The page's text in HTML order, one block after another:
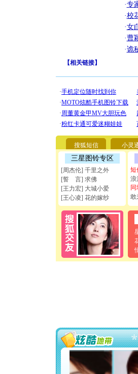
·专
·校
·女
·曹
·诡
【相关链接】
搜狐短信 小灵
三星图铃专区
[周杰伦] 千里之外
[誓 言] 求佛
[王力宏] 大城小爱
[王心凌] 花的嫁纱
短
浪
敢